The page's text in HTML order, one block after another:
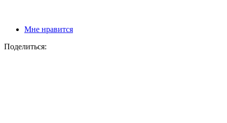
Мне нравится
Поделиться: